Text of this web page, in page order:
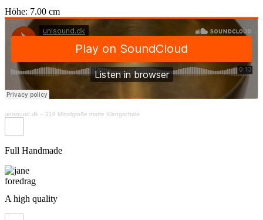
Höhe: 7.00 cm
unisound.dk – 319 Mittelgroße matte Klangschale
Full Handmade
A high quality